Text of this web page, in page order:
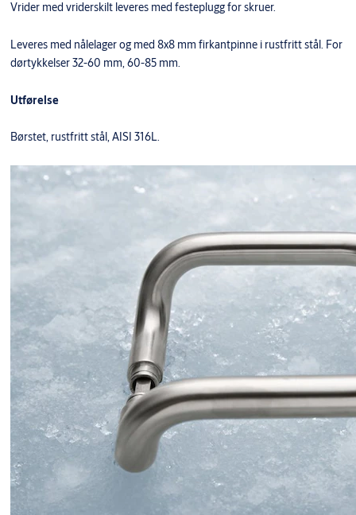
Vrider med vriderskilt leveres med festeplugg for skruer.
Leveres med nålelager og med 8x8 mm firkantpinne i rustfritt stål. For
dørtykkelser 32-60 mm, 60-85 mm.
Utførelse
Børstet, rustfritt stål, AISI 316L.